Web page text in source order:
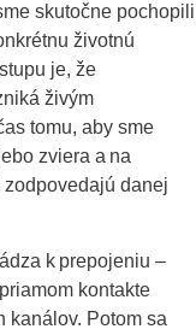
skutočne pochopili
životnú
je, že
živým
tomu, aby sme
zviera a na
danej
k prepojeniu –
kontakte
kanálov. Potom sa